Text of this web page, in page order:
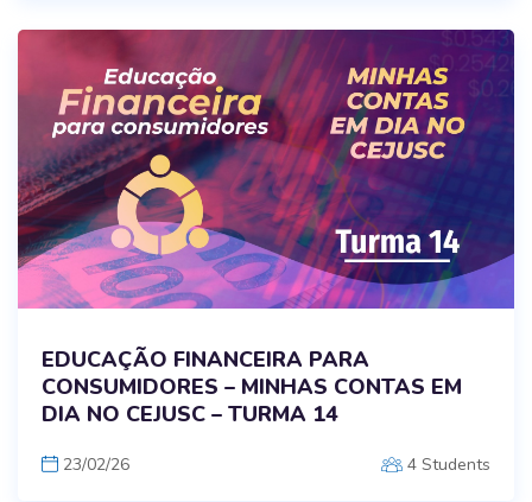
EDUCAÇÃO FINANCEIRA PARA
CONSUMIDORES – MINHAS CONTAS EM
DIA NO CEJUSC – TURMA 14
23/02/26 4 Students